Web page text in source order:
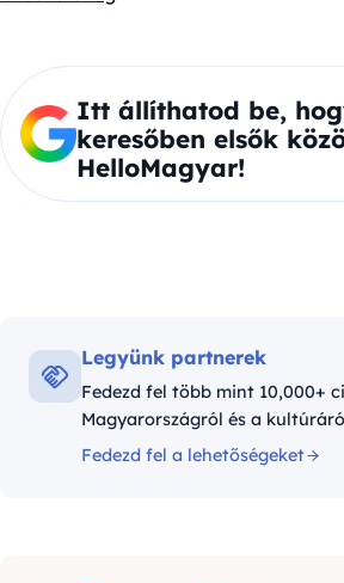
Itt állíthatod be,
keresőben elsők
HelloMagyar!
Legyünk partnerek
Fedezd fel több mint 10,000+
Magyarországról és a
Fedezd fel a lehetőségeket